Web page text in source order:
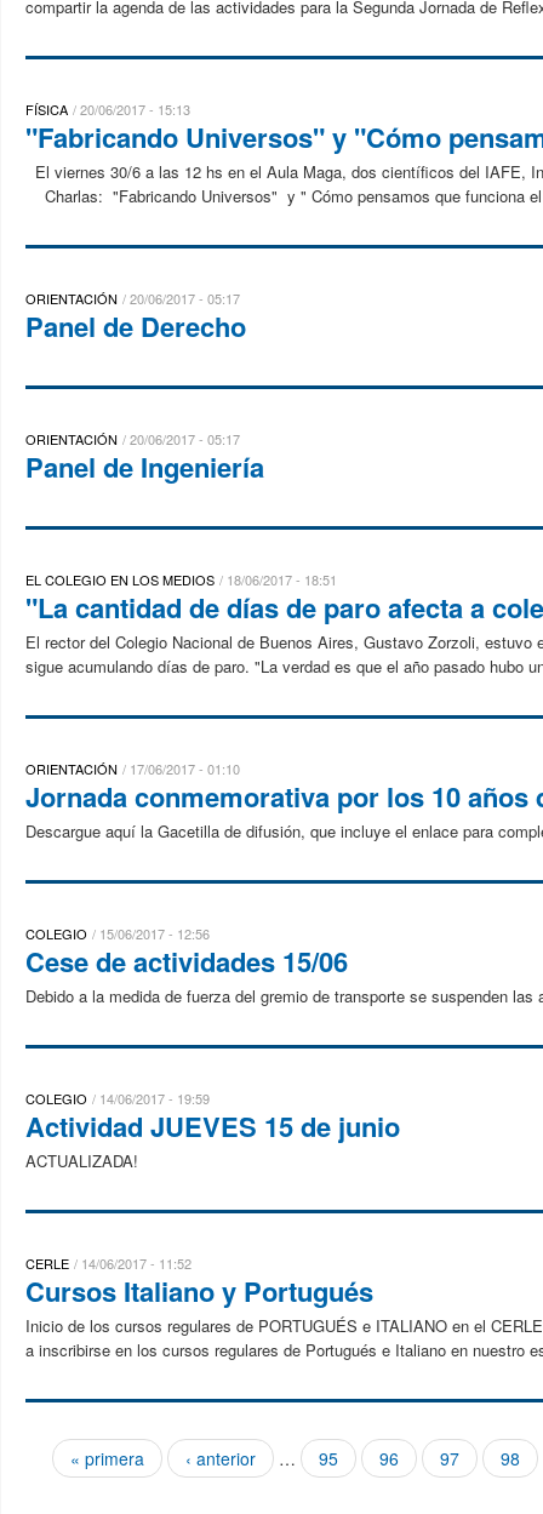
compartir la agenda de las actividades para la Segunda Jornada de
FÍSICA 20/06/2017 - 15:13
"Fabricando Universos" y "Cómo
El viernes 30/6 a las 12 hs en el Aula Maga, dos científicos del
Charlas: "Fabricando Universos" y " Cómo pensamos que funciona
ORIENTACIÓN 20/06/2017 - 05:17
Panel de Derecho
ORIENTACIÓN 20/06/2017 - 05:17
Panel de Ingeniería
EL COLEGIO EN LOS MEDIOS 18/06/2017 - 18:51
"La cantidad de días de paro afecta a
El rector del Colegio Nacional de Buenos Aires, Gustavo Zorzoli,
sigue acumulando días de paro. "La verdad es que el año pasado hubo
ORIENTACIÓN 17/06/2017 - 01:10
Jornada conmemorativa por los 10
Descargue aquí la Gacetilla de difusión, que incluye el enlace para
COLEGIO 15/06/2017 - 12:56
Cese de actividades 15/06
Debido a la medida de fuerza del gremio de transporte se suspenden
COLEGIO 14/06/2017 - 19:59
Actividad JUEVES 15 de junio
ACTUALIZADA!
CERLE 14/06/2017 - 11:52
Cursos Italiano y Portugués
Inicio de los cursos regulares de PORTUGUÉS e ITALIANO en el
a inscribirse en los cursos regulares de Portugués e Italiano en nuestro
Páginas
« primera ‹ anterior … 95 96 97 98